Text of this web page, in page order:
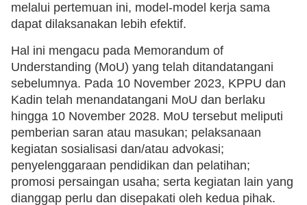
melalui pertemuan ini, model-model kerja sama
dapat dilaksanakan lebih efektif.
Hal ini mengacu pada Memorandum of
Understanding (MoU) yang telah ditandatangani
sebelumnya. Pada 10 November 2023, KPPU dan
Kadin telah menandatangani MoU dan berlaku
hingga 10 November 2028. MoU tersebut meliputi
pemberian saran atau masukan; pelaksanaan
kegiatan sosialisasi dan/atau advokasi;
penyelenggaraan pendidikan dan pelatihan;
promosi persaingan usaha; serta kegiatan lain yang
dianggap perlu dan disepakati oleh kedua pihak.